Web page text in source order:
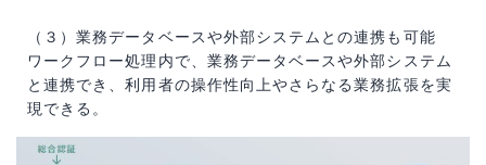
（３）業務データベースや外部システムとの連携も可能
ワークフロー処理内で、業務データベースや外部システム
と連携でき、利用者の操作性向上やさらなる業務拡張を実
現できる。